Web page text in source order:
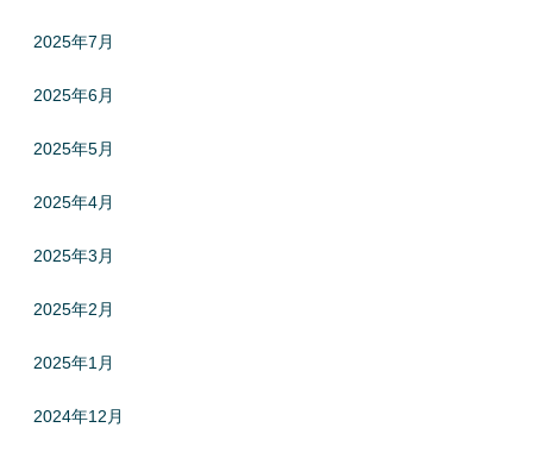
2025年7月
2025年6月
2025年5月
2025年4月
2025年3月
2025年2月
2025年1月
2024年12月